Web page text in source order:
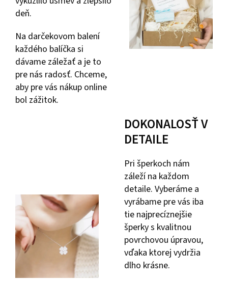
deň.
Na darčekovom balení
každého balíčka si
dávame záležať a je to
pre nás radosť. Chceme,
aby pre vás nákup online
bol zážitok.
DOKONALOSŤ V
DETAILE
Pri šperkoch nám
záleží na každom
detaile. Vyberáme a
vyrábame pre vás iba
tie najprecíznejšie
šperky s kvalitnou
povrchovou úpravou,
vďaka ktorej vydržia
dlho krásne.